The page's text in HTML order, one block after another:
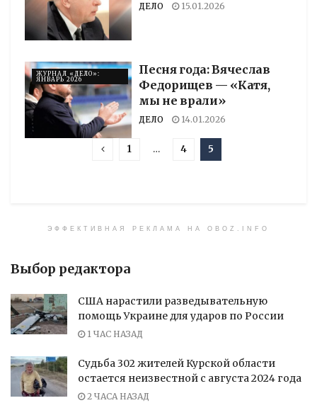
ДЕЛО 15.01.2026
ЖУРНАЛ «ДЕЛО»:
ЯНВАРЬ 2026
Песня года: Вячеслав
Федорищев — «Катя,
мы не врали»
ДЕЛО 14.01.2026
1 … 4 5
ЭФФЕКТИВНАЯ РЕКЛАМА НА OBOZ.INFO
Выбор редактора
США нарастили разведывательную
помощь Украине для ударов по России
1 ЧАС НАЗАД
Судьба 302 жителей Курской области
остается неизвестной с августа 2024 года
2 ЧАСА НАЗАД